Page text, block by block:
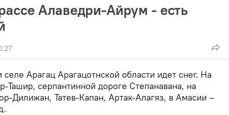
Алаведри-Айрум - есть
селе Арагац Арагацотнской области идет снег. На
Ташир, серпантинной дороге Степанавана, на
Дилижан, Татев-Капан, Артак-Алагяз, в Амасии –